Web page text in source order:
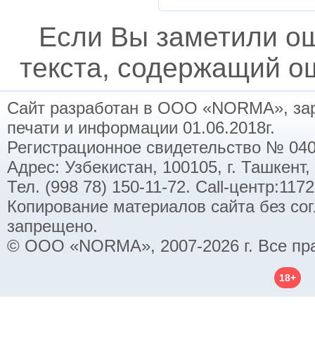
Если Вы заметили
текста, содержащий
Сайт разработан в ООО «NORMA»,
печати и информации 01.06.2018г.
Регистрационное свидетельство №
Адрес: Узбекистан, 100105, г.
Тел. (998 78) 150-11-72. Call-
Копирование материалов сайта без
запрещено.
© ООО «NORMA», 2007-2026 г. Все
18+